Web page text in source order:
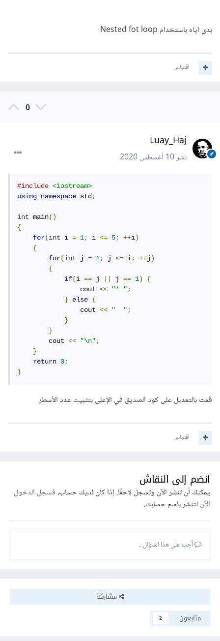
بدي اياه باستخدام Nested fot loop
اقتباس
0
Luay_Haj
نشر10 أغسطس 2020
#include
<iostream>
using
namespace std;
int main()
{
for(int i = 1; i <= 5; ++i)
{
for(int j = 1; j <= i; ++j)
{
if(i == j j == 1)
{
                cout
<< "* ";
}
else
{
                cout
<< "  ";
}
}
        cout
<< "\n";
}
return
0;
}
قمت بالتعديل على كود الصديق في الإعلى بتثبيت عدد الأسطر.
اقتباس
انضم إلى النقاش
يمكنك أن تنشر الآن وتسجل لاحقًا. إذا كان لديك حساب،فسجل الدخول
الآنلتنشر باسم حسابك.
أجب على هذا السؤال...
مشاركة
متابعون
2